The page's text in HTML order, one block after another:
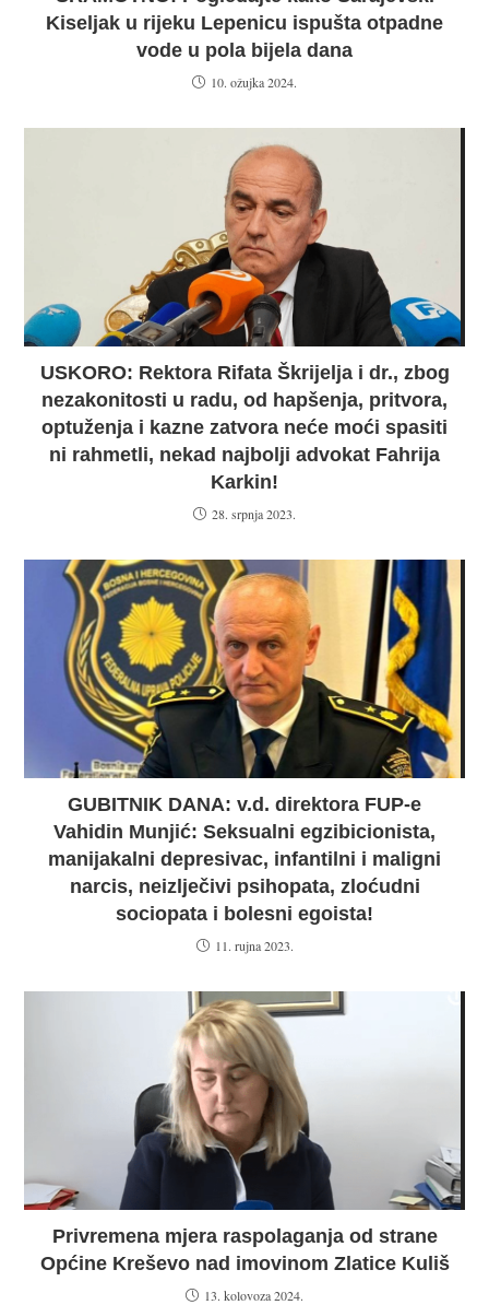
Kiseljak u rijeku Lepenicu ispušta otpadne
vode u pola bijela dana
10. ožujka 2024.
USKORO: Rektora Rifata Škrijelja i dr., zbog
nezakonitosti u radu, od hapšenja, pritvora,
optuženja i kazne zatvora neće moći spasiti
ni rahmetli, nekad najbolji advokat Fahrija
Karkin!
28. srpnja 2023.
GUBITNIK DANA: v.d. direktora FUP-e
Vahidin Munjić: Seksualni egzibicionista,
manijakalni depresivac, infantilni i maligni
narcis, neizlječivi psihopata, zloćudni
sociopata i bolesni egoista!
11. rujna 2023.
Privremena mjera raspolaganja od strane
Općine Kreševo nad imovinom Zlatice Kuliš
13. kolovoza 2024.